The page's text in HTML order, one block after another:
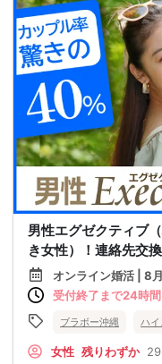
男性エグゼクティブ
き女性）！連絡先交
オンライン婚活 | 8
受付終了まで24時間
ブラボー沖縄 ハ
女性 残りわずか